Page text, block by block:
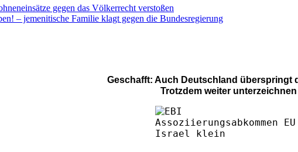
gegen das Völkerrecht verstoßen
– jemenitische Familie klagt gegen die Bundesregierung
Geschafft: Auch Deutschland überspringt
Trotzdem weiter unterzeichnen